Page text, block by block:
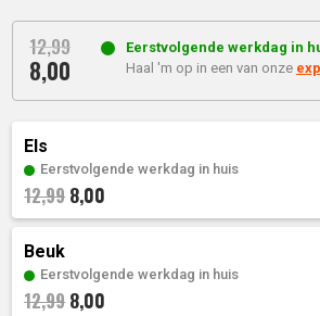
12,99
Oorspronkelijke
prijs
was:
12,99.
8,00
Huidige
prijs
is:
8,00.
Eerstvolgende werkdag in
Haal 'm op in een van onze
Els
12,99 8,00
Eerstvolgende werkdag in huis
Beuk
12,99 8,00
Eerstvolgende werkdag in huis